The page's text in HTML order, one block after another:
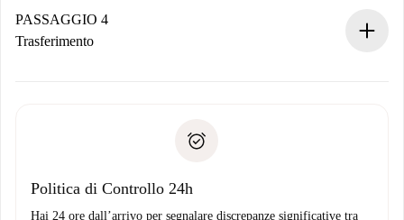
contatto con il proprietario.
Se rifiutata: non ti addebiteremo nulla e ti proporremo
Domiciliazione del pagamento
PASSAGGIO 4
Trasferimento
solo se non segnali problemi.
Politica di Controllo 24h
Hai 24 ore dall’arrivo per segnalare discrepanze significative tra